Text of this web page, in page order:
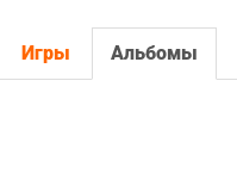
Игры Альбомы